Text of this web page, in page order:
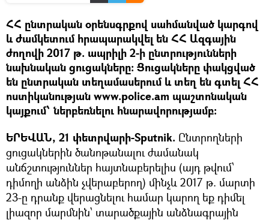
ՀՀ ընտրական օրենսգրքով սահմանված կարգով
և ժամկետում հրապարակվել են ՀՀ Ազգային
ժողովի 2017 թ. ապրիլի 2-ի ընտրությունների
նախնական ցուցակները: Ցուցակները փակցված
են ընտրական տեղամասերում և տեղ են գտել ՀՀ
ոստիկանության www.police.am պաշտոնական
կայքում՝ ներբեռնելու հնարավորությամբ:
ԵՐԵՎԱՆ, 21 փետրվարի-Sputnik. Ընտրողների
ցուցակներին ծանոթանալու ժամանակ
անճշտություններ հայտնաբերելիս (այդ թվում՝
դիմողի անձին չվերաբերող) մինչև 2017 թ. մարտի
23-ը դրանք վերացնելու համար կարող եք դիմել
լիազոր մարմնին՝ տարածքային անձնագրային